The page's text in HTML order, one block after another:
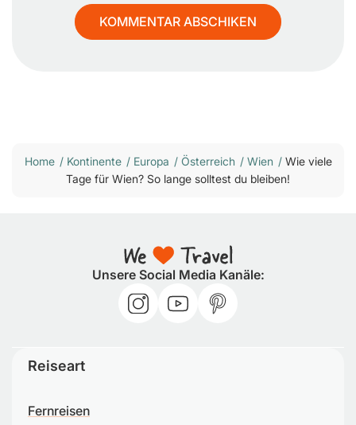
Home / Kontinente / Europa / Österreich / Wien / Wie viele
Tage für Wien? So lange solltest du bleiben!
Unsere Social Media Kanäle:
Reiseart
Fernreisen